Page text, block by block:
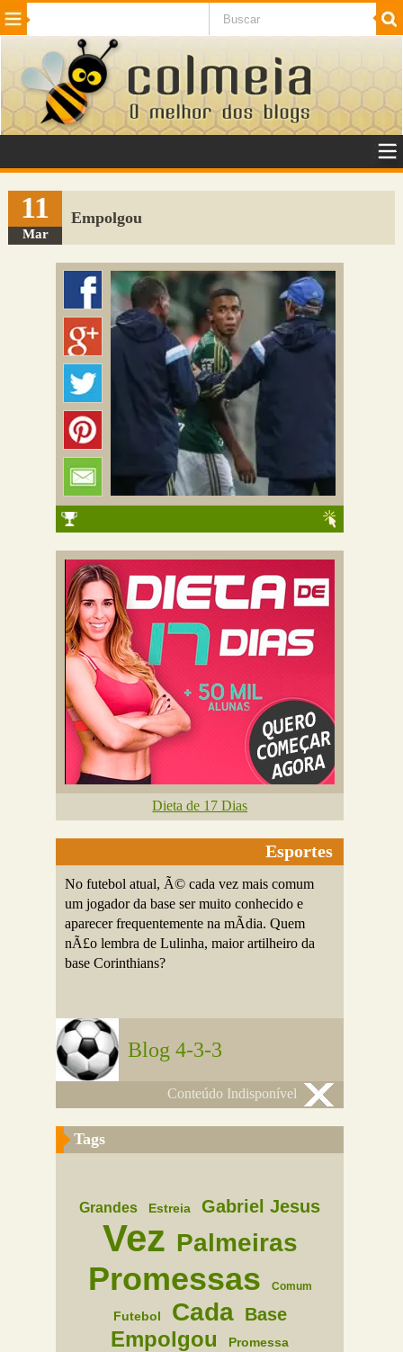
Beleza Cinema e TV
Internet Jogos NotÃ­cias SaÃºde
VeÃ­culos Adulto
Sugerir Link
Adicionar Blog
Colmeia Exchange
Perguntas Frequentes
11
Mar
Empolgou
Dieta de 17 Dias
Esportes
No futebol atual, Ã© cada vez mais comum
um jogador da base ser muito conhecido e
aparecer frequentemente na mÃ­dia. Quem
nÃ£o lembra de Lulinha, maior artilheiro da
base Corinthians?
Blog 4-3-3
Conteúdo Indisponível
Tags
Grandes Estreia Gabriel Jesus
Vez Palmeiras
Promessas Comum
Futebol Cada Base
Empolgou Promessa